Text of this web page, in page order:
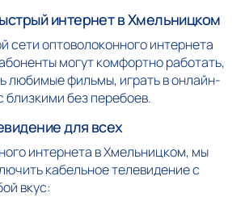
интернет в Хмельницком
сети оптоволоконного интернета
могут комфортно работать,
любимые фильмы, играть в онлайн-
близкими без перебоев.
для всех
интернета в Хмельницком, мы
кабельное телевидение с
вкус: